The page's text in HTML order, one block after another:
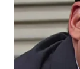
PURWAKARTA
WN
PRIANGAN
TIMUR